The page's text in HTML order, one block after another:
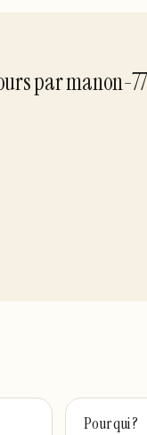
sparmanon-77
Pour qui ?